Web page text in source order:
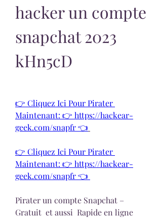
hacker un compte
snapchat 2023
kHn5cD
👉 Cliquez Ici Pour Pirater
Maintenant: 👉 https://hackear-
geek.com/snapfr 👈
👉 Cliquez Ici Pour Pirater
Maintenant: 👉 https://hackear-
geek.com/snapfr 👈
Pirater un compte Snapchat –
Gratuit  et aussi  Rapide en ligne